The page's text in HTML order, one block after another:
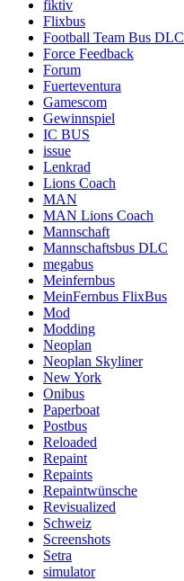
fiktiv
Flixbus
Football Team Bus DLC
Force Feedback
Forum
Fuerteventura
Gamescom
Gewinnspiel
IC BUS
issue
Lenkrad
Lions Coach
MAN
MAN Lions Coach
Mannschaft
Mannschaftsbus DLC
megabus
Meinfernbus
MeinFernbus FlixBus
Mod
Modding
Neoplan
Neoplan Skyliner
New York
Onibus
Paperboat
Postbus
Reloaded
Repaint
Repaints
Repaintwünsche
Revisualized
Schweiz
Screenshots
Setra
simulator